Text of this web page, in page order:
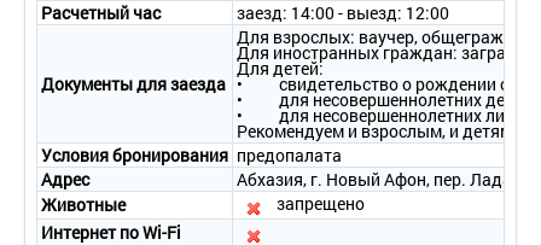
Расчетный час
заезд: 14:00 - выезд: 12:00
Документы для заезда
Для взрослых: ваучер,
Для иностранных граждан:
Для детей:
• свидетельство о рождении со
• для несовершеннолетних детей в
• для несовершеннолетних лиц от
Рекомендуем и взрослым, и детям
Условия бронирования предопалата
Адрес
Абхазия, г. Новый Афон, пер.
Животные
запрещено
Интернет по Wi-Fi